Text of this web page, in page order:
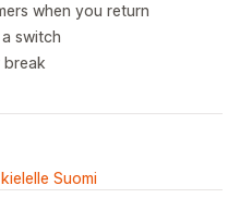
when you return
switch
break
Suomi